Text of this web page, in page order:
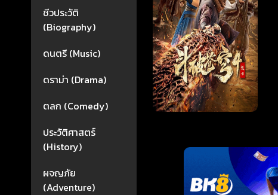
ชีวประวัติ
(Biography)
ดนตรี (Music)
ดราม่า (Drama)
ตลก (Comedy)
ประวัติศาสตร์
(History)
ผจญภัย
(Adventure)